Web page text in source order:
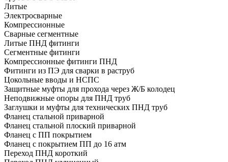
Литые
Электросварные
Компрессионные
Сварные сегментные
Литые ПНД фитинги
Сегментные фитинги
Компрессионные фитинги ПНД
Фитинги из ПЭ для сварки в раструб
Цокольные вводы и НСПС
Защитные муфты для прохода через Ж/Б колодец
Неподвижные опоры для ПНД труб
Заглушки и муфты для технических ПНД труб
Фланец стальной приварной
Фланец стальной плоский приварной
Фланец с ПП покрытием
Фланец с покрытием ПП до 16 атм
Переход ПНД короткий